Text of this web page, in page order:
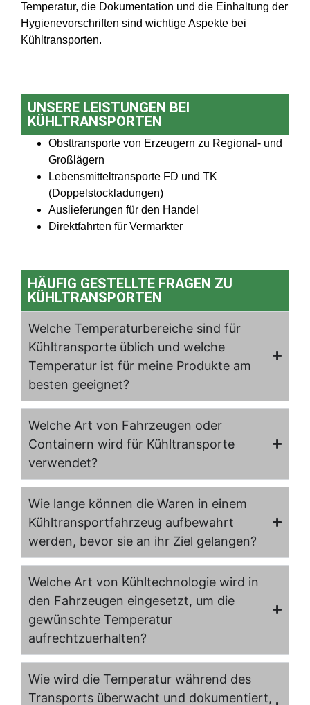
Temperatur, die Dokumentation und die Einhaltung der
Hygienevorschriften sind wichtige Aspekte bei
Kühltransporten.
UNSERE LEISTUNGEN BEI
KÜHLTRANSPORTEN
Obsttransporte von Erzeugern zu Regional- und
Großlägern
Lebensmitteltransporte FD und TK
(Doppelstockladungen)
Auslieferungen für den Handel
Direktfahrten für Vermarkter
HÄUFIG GESTELLTE FRAGEN ZU
KÜHLTRANSPORTEN
Welche Temperaturbereiche sind für
Kühltransporte üblich und welche
Temperatur ist für meine Produkte am
besten geeignet?
Welche Art von Fahrzeugen oder
Containern wird für Kühltransporte
verwendet?
Wie lange können die Waren in einem
Kühltransportfahrzeug aufbewahrt
werden, bevor sie an ihr Ziel gelangen?
Welche Art von Kühltechnologie wird in
den Fahrzeugen eingesetzt, um die
gewünschte Temperatur
aufrechtzuerhalten?
Wie wird die Temperatur während des
Transports überwacht und dokumentiert,